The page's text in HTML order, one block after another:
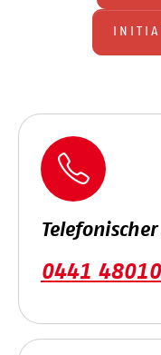
0441 48010